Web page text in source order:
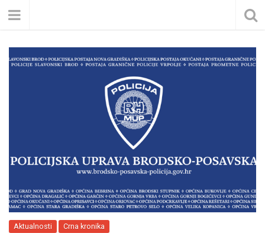
Aktualnosti Crna kronika